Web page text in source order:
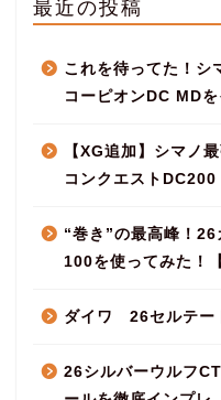
最近の投稿
これを待ってた！シ
コーピオンDC MD
【XG追加】シマノ
コンクエストDC200
“巻き”の最高峰！
100を使ってみた！
ダイワ 26セルテー
26シルバーウルフ